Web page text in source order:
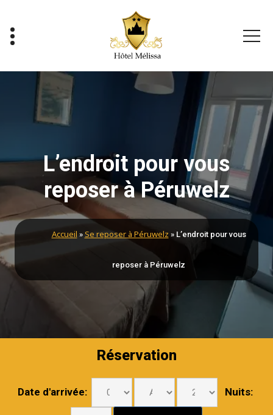
L’endroit pour vous
reposer à Péruwelz
Accueil » Se reposer à Péruwelz » L’endroit pour vous
reposer à Péruwelz
Réservation
Date d'arrivée: Nuits: